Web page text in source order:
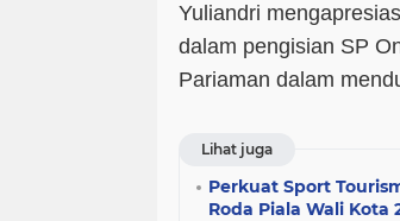
Yuliandri
dalam pengisian SP
Pariaman dalam
Lihat juga
Perkuat Sport
Roda Piala Wali Kota